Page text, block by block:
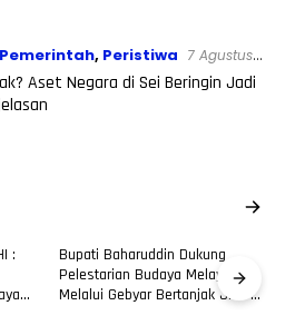
Pemerintah, Peristiwa 7 Agustus
Aset Negara di Sei Beringin Jadi
:
Bupati Baharuddin Dukung
Pelestarian Budaya Melayu
Melalui Gebyar Bertanjak Jilid 7